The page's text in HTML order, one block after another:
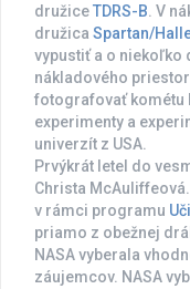
družiceTDRS-B. V
družica Spartan/
vypustiť a o niekoľko
nákladového
fotografovať kométu
experimenty a
univerzít z USA.
Prvýkrát letel do
Christa
v rámci programu
priamo z obežnej
NASA vyberala
záujemcov. NASA